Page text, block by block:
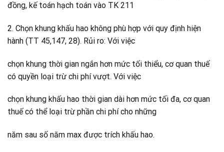
đồng, kế toán hạch toán vào TK 211
2. Chọn khung khấu hao không phù hợp với quy định hiện
hành (TT 45,147, 28). Rủi ro: Với việc
chọn khung thời gian ngắn hơn mức tối thiểu, cơ quan thuế
có quyền loại trừ chi phí vượt. Với việc
chọn khung khấu hao thời gian dài hơn mức tối đa, cơ quan
thuế có thể loại trừ phần chi phí cho những
năm sau số năm max được trích khấu hao.